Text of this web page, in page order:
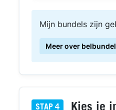
Mijn bundels zijn
Meer over
STAP 4 Kies je